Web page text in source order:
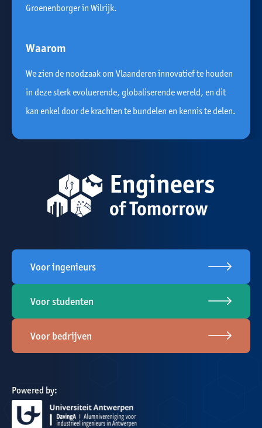
Groenenborger in Wilrijk.
Waarom
We zien de noodzaak om Vlaanderen innovatief te houden
in deze sterk evoluerende, globaliserende wereld, en dit
kan enkel door de krachten te bundelen en kennis te delen.
Voor ingenieurs
Voor studenten
Voor bedrijven
Powered by: